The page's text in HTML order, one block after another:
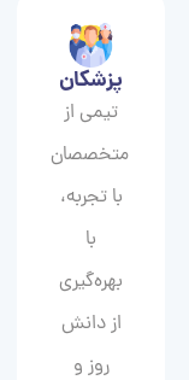
پزشکان
تیمی از
متخصصان
با تجربه،
با
بهره‌گیری
از دانش
روز و